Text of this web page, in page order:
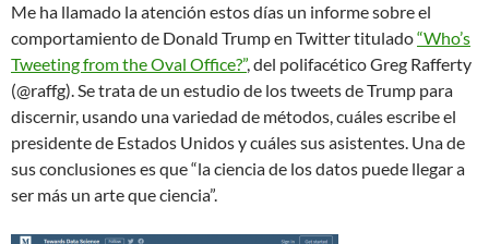
Me ha llamado la atención estos días un informe sobre el
comportamiento de Donald Trump en Twitter titulado“Who’s
Tweeting from the Oval Office?”, del polifacético Greg Rafferty
(@raffg). Se trata de un estudio de los tweets de Trump para
discernir, usando una variedad de métodos, cuáles escribe el
presidente de Estados Unidos y cuáles sus asistentes. Una de
sus conclusiones es que “la ciencia de los datos puede llegar a
ser más un arte que ciencia”.